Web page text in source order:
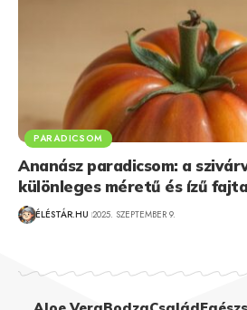
PARADICSOM
Ananász paradicsom: a
különleges méretű és ízű fajta
ÉLÉSTÁR.HU 2025. SZEPTEMBER 9.